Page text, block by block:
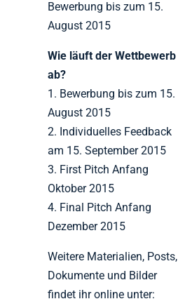
Bewerbung bis zum 15.
August 2015
Wie läuft der Wettbewerb
ab?
1. Bewerbung bis zum 15.
August 2015
2. Individuelles Feedback
am 15. September 2015
3. First Pitch Anfang
Oktober 2015
4. Final Pitch Anfang
Dezember 2015
Weitere Materialien, Posts,
Dokumente und Bilder
findet ihr online unter: